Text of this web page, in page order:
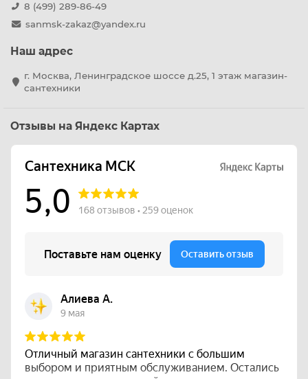
8 (499) 289-86-49
sanmsk-zakaz@yandex.ru
Наш адрес
г. Москва, Ленинградское шоссе д.25, 1 этаж магазин-
сантехники
Отзывы на Яндекс Картах